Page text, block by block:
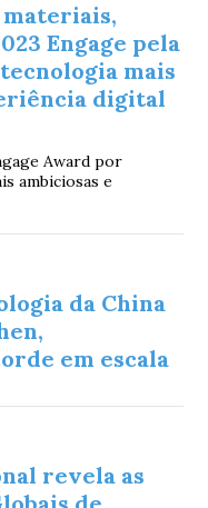
materiais,
Engage pela
mais
digital
Award por
ambiciosas e
da China
em escala
revela as